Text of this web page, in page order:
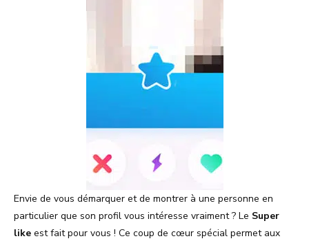
Envie de vous démarquer et de montrer à une personne en
particulier que son profil vous intéresse vraiment ? Le Super
like est fait pour vous ! Ce coup de cœur spécial permet aux